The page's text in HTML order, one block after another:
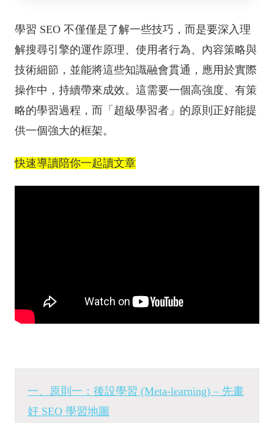
學習 SEO 不僅僅是了解一些技巧，而是要深入理
解搜尋引擎的運作原理、使用者行為、內容策略與
技術細節，並能將這些知識融會貫通，應用於實際
操作中，持續帶來成效。這需要一個高強度、有策
略的學習過程，而「超級學習者」的原則正好能提
供一個強大的框架。
快速導讀陪你一起讀文章
一、原則一：後設學習 (Meta-learning) – 先畫
好 SEO 學習地圖